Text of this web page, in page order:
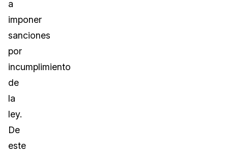
a
imponer
sanciones
por
incumplimiento
de
la
ley.
De
este